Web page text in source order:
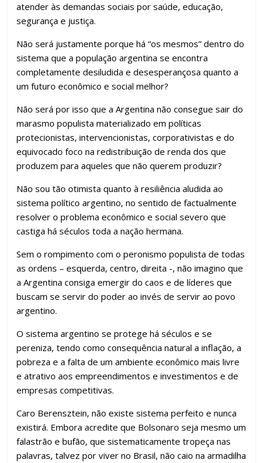
atender às demandas sociais por saúde, educação,
segurança e justiça.
Não será justamente porque há “os mesmos” dentro do
sistema que a população argentina se encontra
completamente desiludida e desesperançosa quanto a
um futuro econômico e social melhor?
Não será por isso que a Argentina não consegue sair do
marasmo populista materializado em políticas
protecionistas, intervencionistas, corporativistas e do
equivocado foco na redistribuição de renda dos que
produzem para aqueles que não querem produzir?
Não sou tão otimista quanto à resiliência aludida ao
sistema político argentino, no sentido de factualmente
resolver o problema econômico e social severo que
castiga há séculos toda a nação hermana.
Sem o rompimento com o peronismo populista de todas
as ordens – esquerda, centro, direita -, não imagino que
a Argentina consiga emergir do caos e de líderes que
buscam se servir do poder ao invés de servir ao povo
argentino.
O sistema argentino se protege há séculos e se
pereniza, tendo como consequência natural a inflação, a
pobreza e a falta de um ambiente econômico mais livre
e atrativo aos empreendimentos e investimentos e de
empresas competitivas.
Caro Berensztein, não existe sistema perfeito e nunca
existirá. Embora acredite que Bolsonaro seja mesmo um
falastrão e bufão, que sistematicamente tropeça nas
palavras, talvez por viver no Brasil, não caio na armadilha